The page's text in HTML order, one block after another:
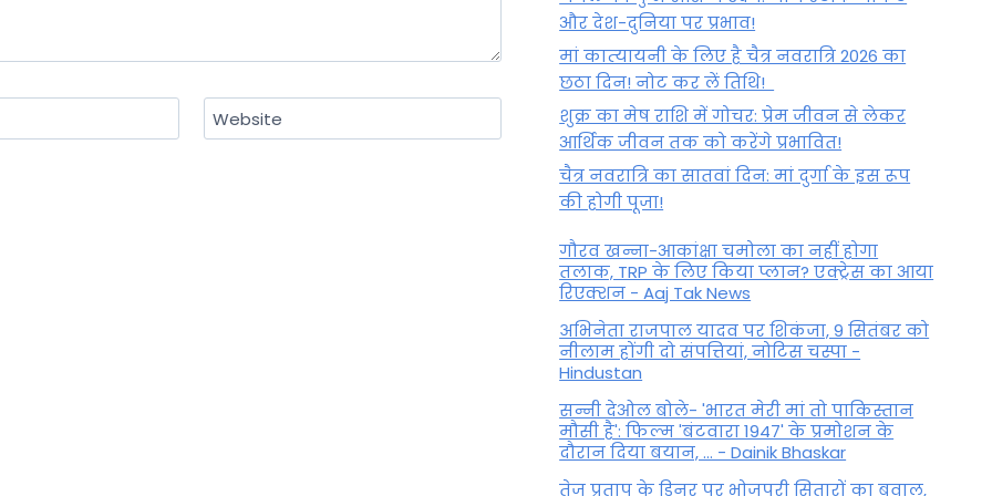
Website
और देश-दुनिया पर प्रभाव!
मां कात्‍यायनी के लिए है चैत्र नवरात्रि 2026 का
छठा दिन! नोट कर लें तिथि!
शुक्र का मेष राशि में गोचर: प्रेम जीवन से लेकर
आर्थिक जीवन तक को करेंगे प्रभावित!
चैत्र नवरात्रि का सातवां दिन: मां दुर्गा के इस रूप
की होगी पूजा!
गौरव खन्ना-आकांक्षा चमोला का नहीं होगा
तलाक, TRP के लिए किया प्लान? एक्ट्रेस का आया
रिएक्शन - Aaj Tak News
अभिनेता राजपाल यादव पर शिकंजा, 9 सितंबर को
नीलाम होंगी दो संपत्तियां, नोटिस चस्पा -
Hindustan
सन्नी देओल बोले- 'भारत मेरी मां तो पाकिस्तान
मौसी है': फिल्म 'बंटवारा 1947' के प्रमोशन के
दौरान दिया बयान, ... - Dainik Bhaskar
तेज प्रताप के डिनर पर भोजपुरी सितारों का बवाल,